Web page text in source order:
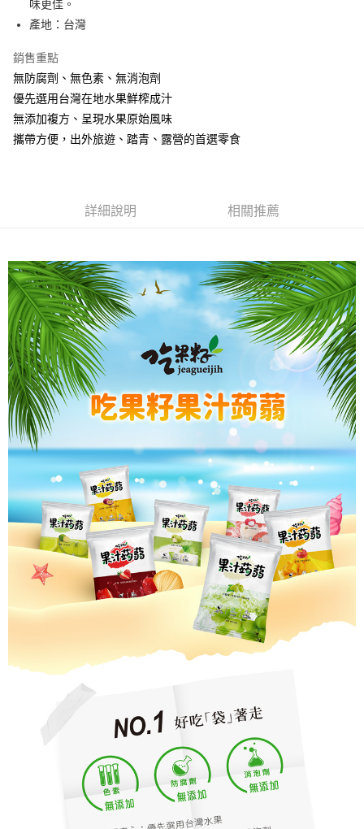
相關說明
1.本服務由台灣大哥大提供，台灣大哥大用戶可立即使用無須另外申請。
流程，驗證手機門號後，選擇欲分期的期數、繳款截止日，確認付款後即完
成交易。
3.實際核准額度、可分期數及費用金額請依後續交易確認頁面所載為準。
4.訂單成立30分鐘內，如未前往確認交易或遇審核未通過，訂單將自動取
消。如遇「轉專審核」未通過狀況，表示未達大哥付你分期系統評分，恕無
2.透過簡訊連結打開帳單後，可選擇「超商條碼／台灣大直營門市／銀行轉
1.本服務係由「台灣大哥大股份有限公司」（以下簡稱本公司）所提供，讓
用戶於交易時，得透過本服務購買商品或服務，並由商店將買賣／分期付款
買賣價金債權讓與本公司後，依約使用本公司帳單繳交帳款。
2.基於同意付款使用「大哥付你分期」之契約關係目的，商店將以您的個人
資料（包含姓名、電話或地址）提供予台灣大哥大進項蒐集、處理及利用，
由本公司與您本人進行分期帳單所需資料之確認、核對及更正。
3.完整用戶服務條款，請詳閱以下連結：https://oppay.tw/userRule
AFTEE先享後付
相關說明
AFTEE先享後付是「在收到商品之後才付款」的支付方式。 讓您購物簡單
便利好安心！
１．簡單：不需註冊會員、不需綁卡、不需儲值。
２．便利：只要手機號碼，簡訊認證，即可結帳。
１．於結帳方式選擇「AFTEE先享後付」後，將跳轉至「AFTEE先享後付」
結帳頁面，進行簡訊認證並確認金額後，即可完成結帳。
ATM／網路銀行／等多元方式進行付款，方視為交易完成。
※ 請注意：結帳手續完成當下不需立刻繳費，但若您需要取消訂單，請聯絡
購買商品的店家。未經商家同意取消之訂單仍視為有效，需透過AFTEE先享
後付繳納相關費用。
※ 交易是否成功請以「AFTEE先享後付 」之結帳頁面顯示為準，若有關於
是否繳費成功／繳費後需取消欲退款等相關疑問，請聯繫「AFTEE先享後付
客戶支援中心」https://netprotections.freshdesk.com/support/home
【注意事項】
１．透過由恩沛科技股份有限公司提供之「AFTEE先享後付」服務完成之交
易，需依本服務之必要範圍內提供個人資料，並將交易相關給付款項請求債
權轉讓予恩沛科技股份有限公司。
２．關於個人資料處理事宜，請瀏覽以下網址：
https://aftee.tw/terms/#terms3
３．未成年的使用者請事先徵得法定代理人或監護人之同意方可使用
「AFTEE先享後付」，若未經同意申辦者引起之損失，本公司不負相關責
任。
４．使用「AFTEE先享後付」時，將依據個別帳號之用戶狀況，依本公司即
時審查核予不同之上限額度；若仍有額度不足之情形，本公司將視審查結果
請求用戶進行身份認證。
５．嚴禁一人註冊多個帳號或使用他人資訊註冊。若發現惡意使用之情形，
恩沛科技股份有限公司將有權停止該用戶之使用額度並採取法律行動。
ATM付款
運送方式
味更佳。
產地：台灣
銷售重點
無防腐劑、無色素、無消泡劑
優先選用台灣在地水果鮮榨成汁
無添加複方、呈現水果原始風味
攜帶方便，出外旅遊、踏青、露營的首選零食
詳細說明 相關推薦